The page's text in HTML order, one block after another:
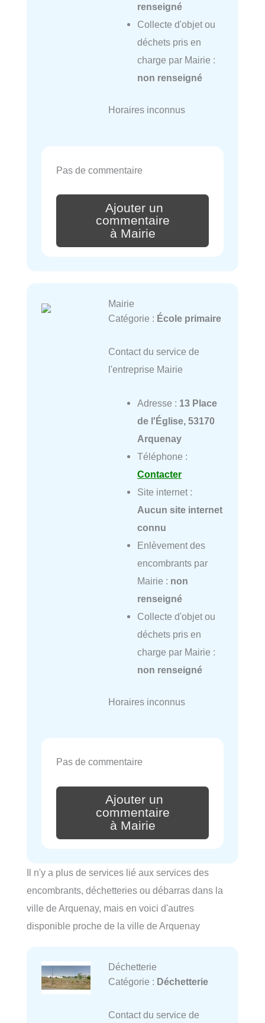
renseigné
Collecte d'objet ou
déchets pris en
charge par Mairie :
non renseigné
Horaires inconnus
Pas de commentaire
Ajouter un
commentaire
à Mairie
Mairie
Catégorie : École primaire
Contact du service de
l'entreprise Mairie
Adresse : 13 Place
de l'Église, 53170
Arquenay
Téléphone :
Contacter
Site internet :
Aucun site internet
connu
Enlèvement des
encombrants par
Mairie : non
renseigné
Collecte d'objet ou
déchets pris en
charge par Mairie :
non renseigné
Horaires inconnus
Pas de commentaire
Ajouter un
commentaire
à Mairie
Il n'y a plus de services lié aux services des
encombrants, déchetteries ou débarras dans la
ville de Arquenay, mais en voici d'autres
disponible proche de la ville de Arquenay
Déchetterie
Catégorie : Déchetterie
Contact du service de